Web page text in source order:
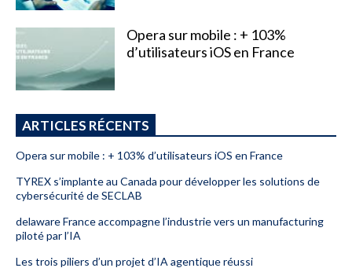
Opera sur mobile : + 103%
d’utilisateurs iOS en France
ARTICLES RÉCENTS
Opera sur mobile : + 103% d’utilisateurs iOS en France
TYREX s’implante au Canada pour développer les solutions de
cybersécurité de SECLAB
delaware France accompagne l’industrie vers un manufacturing
piloté par l’IA
Les trois piliers d’un projet d’IA agentique réussi